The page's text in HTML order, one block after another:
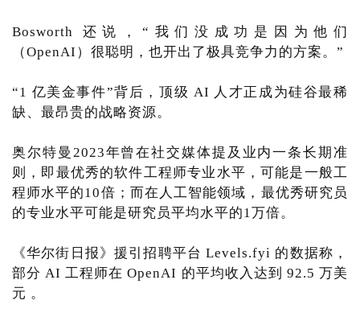
Bosworth 还说，“我们没成功是因为他们
（OpenAI）很聪明，也开出了极具竞争力的方案。”
“1 亿美金事件”背后，顶级 AI 人才正成为硅谷最稀
缺、最昂贵的战略资源。
奥尔特曼2023年曾在社交媒体提及业内一条长期准
则，即最优秀的软件工程师专业水平，可能是一般工
程师水平的10倍；而在人工智能领域，最优秀研究员
的专业水平可能是研究员平均水平的1万倍。
《华尔街日报》援引招聘平台 Levels.fyi 的数据称，
部分 AI 工程师在 OpenAI 的平均收入达到 92.5 万美
元 。